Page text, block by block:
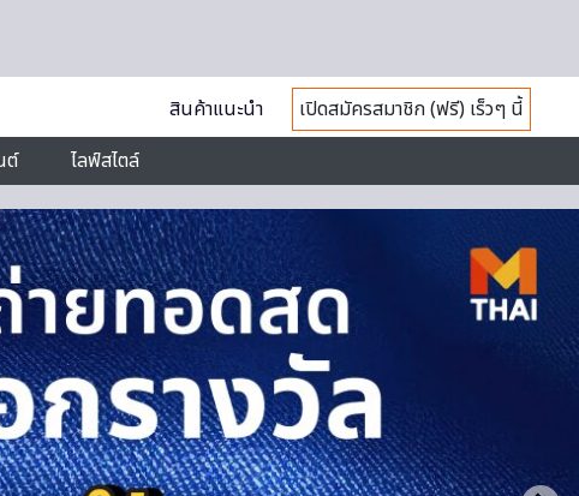
สินค้าแนะนำ
เปิดสมัครสมาชิก (ฟรี) เร็วๆ นี้
ต์ ไลฟ์สไตล์